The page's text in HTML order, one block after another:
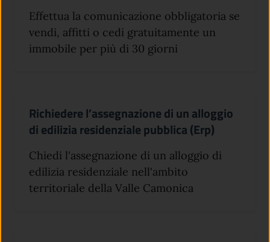
Effettua la comunicazione obbligatoria se
vendi, affitti o cedi gratuitamente un
immobile per più di 30 giorni
Richiedere l’assegnazione di un alloggio
di edilizia residenziale pubblica (Erp)
Chiedi l'assegnazione di un alloggio di
edilizia residenziale nell'ambito
territoriale della Valle Camonica